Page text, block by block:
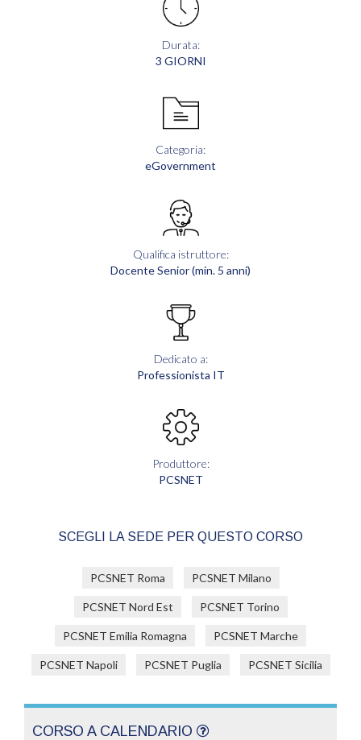
Durata:
3 GIORNI
Categoria:
eGovernment
Qualifica istruttore:
Docente Senior (min. 5 anni)
Dedicato a:
Professionista IT
Produttore:
PCSNET
SCEGLI LA SEDE PER QUESTO CORSO
PCSNET Roma PCSNET Milano
PCSNET Nord Est PCSNET Torino
PCSNET Emilia Romagna PCSNET Marche
PCSNET Napoli PCSNET Puglia PCSNET Sicilia
CORSO A CALENDARIO